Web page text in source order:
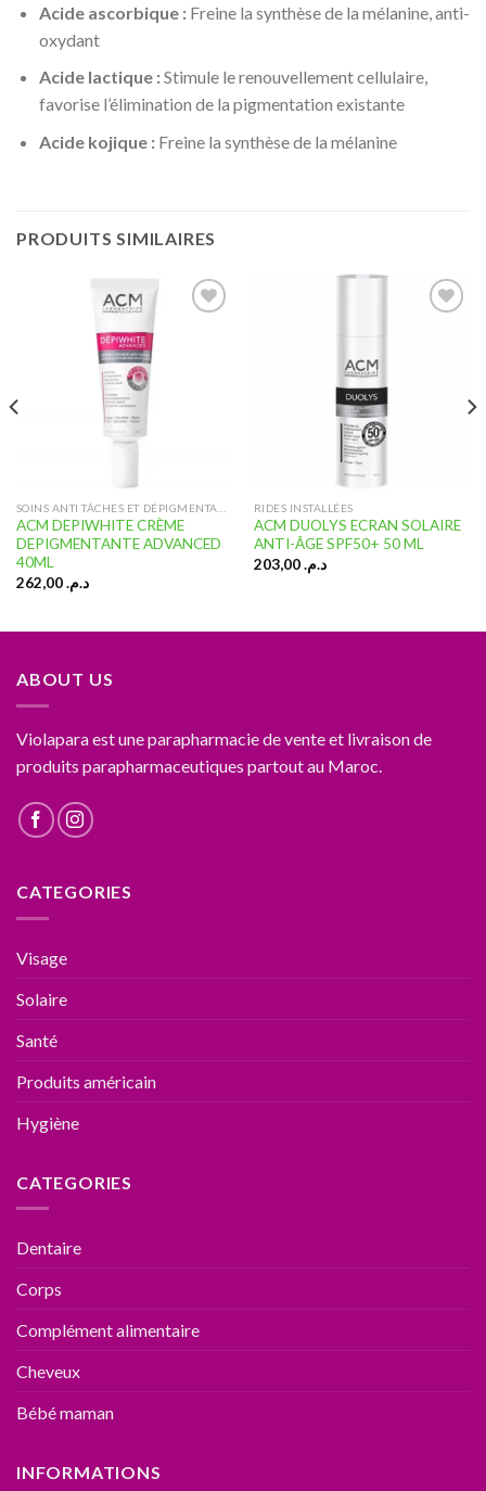
Acide ascorbique :Freine la synthèse de la mélanine, anti-
oxydant
Acide lactique :Stimule le renouvellement cellulaire,
favorise l’élimination de la pigmentation existante
Acide kojique :Freine la synthèse de la mélanine
PRODUITS SIMILAIRES
ACM DEPIWHITE CRÈME
DEPIGMENTANTE ADVANCED
40ML
د.م.262,00
RIDES INSTALLÉES
ACM DUOLYS ECRAN SOLAIRE
ANTI-ÂGE SPF50+ 50 ML
د.م.203,00
ABOUT US
Violapara est une parapharmacie de vente et livraison de
produits parapharmaceutiques partout au Maroc.
CATEGORIES
Visage
Solaire
Santé
Produits américain
Hygiène
CATEGORIES
Dentaire
Corps
Complément alimentaire
Cheveux
Bébé maman
INFORMATIONS